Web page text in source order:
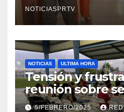
NOTICIASPRTV
NOTICIAS ULTIMA HORA
Tensión y
reunión sobre
Reparto
5/FEBRERO/2025